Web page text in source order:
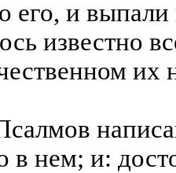
его, и
известно
их
в нем; и: